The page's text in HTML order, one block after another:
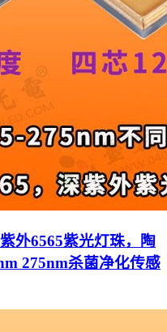
外6565紫光灯珠，陶
275nm杀菌净化传感